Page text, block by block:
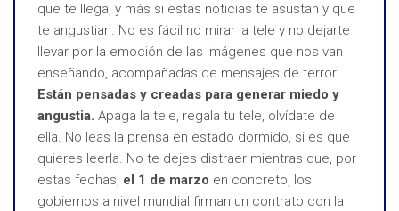
que te llega, y más si estas noticias te asustan y que
te angustian. No es fácil no mirar la tele y no dejarte
llevar por la emoción de las imágenes que nos van
enseñando, acompañadas de mensajes de terror.
Están pensadas y creadas para generar miedo y
angustia. Apaga la tele, regala tu tele, olvídate de
ella. No leas la prensa en estado dormido, si es que
quieres leerla. No te dejes distraer mientras que, por
estas fechas, el 1 de marzo en concreto, los
gobiernos a nivel mundial firman un contrato con la